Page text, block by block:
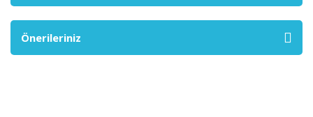
Önerileriniz